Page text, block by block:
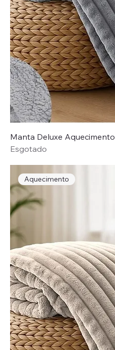
Manta Deluxe Aquecimento
Esgotado
Aquecimento